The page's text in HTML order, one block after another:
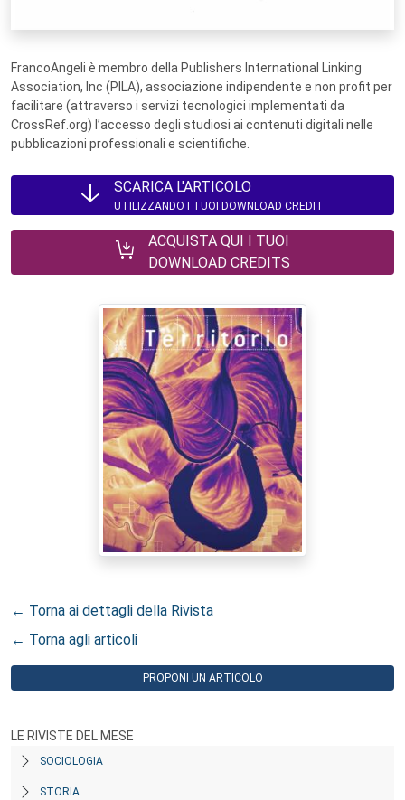
FrancoAngeli è membro della Publishers International Linking
Association, Inc (PILA), associazione indipendente e non profit per
facilitare (attraverso i servizi tecnologici implementati da
CrossRef.org) l’accesso degli studiosi ai contenuti digitali nelle
pubblicazioni professionali e scientifiche.
SCARICA L'ARTICOLO
UTILIZZANDO I TUOI DOWNLOAD CREDIT
ACQUISTA QUI I TUOI
DOWNLOAD CREDITS
← Torna ai dettagli della Rivista
← Torna agli articoli
PROPONI UN ARTICOLO
LE RIVISTE DEL MESE
SOCIOLOGIA
STORIA